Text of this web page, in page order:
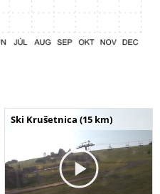
Ski Krušetnica (15 km)